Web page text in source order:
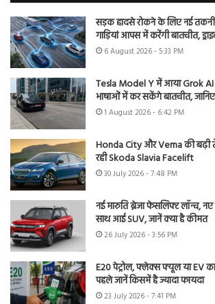
सड़क हादसे रोकने के लिए नई
गाड़ियां आपस में करेंगी बातचीत,
6 August 2026 - 5:33 PM
Tesla Model Y में आया Grok AI
भाषाओं में कर सकेंगे बातचीत,
1 August 2026 - 6:42 PM
Honda City और Verna की बढ़ी
रही Skoda Slavia Facelift
30 July 2026 - 7:48 PM
नई मारुति ब्रेजा फेसलिफ्ट लॉन्च,
साथ आई SUV, जानें क्या है कीमत
26 July 2026 - 3:56 PM
E20 पेट्रोल, फ्लेक्स फ्यूल या EV
पहले जानें किसमें है ज्यादा फायदा
23 July 2026 - 7:41 PM